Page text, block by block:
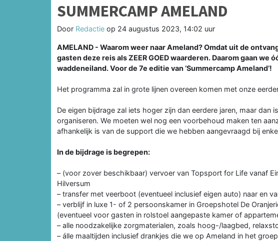
SUMMERCAMP AMELAND
Door Redactie op 24 augustus 2023, 14:02 uur
AMELAND - Waarom weer naar Ameland? Omdat uit de
gasten deze reis als ZEER GOED waarderen. Daarom gaan we
waddeneiland. Voor de 7e editie van ‘Summercamp Ameland’!
Het programma zal in grote lijnen overeen komen met onze
De eigen bijdrage zal iets hoger zijn dan eerdere jaren, maar dan
organiseren. We moeten wel nog een voorbehoud maken ten
afhankelijk is van de support die we hebben aangevraagd bij
In de bijdrage is begrepen:
– (voor zover beschikbaar) vervoer van Topsport for Life vanaf
Hilversum
– transfer met veerboot (eventueel inclusief eigen auto) naar en
– verblijf in luxe 1- of 2 persoonskamer in Groepshotel De
(eventueel voor gasten in rolstoel aangepaste kamer of
– alle noodzakelijke zorgmaterialen, zoals hoog-/laagbed,
– álle maaltijden inclusief drankjes die we op Ameland in het